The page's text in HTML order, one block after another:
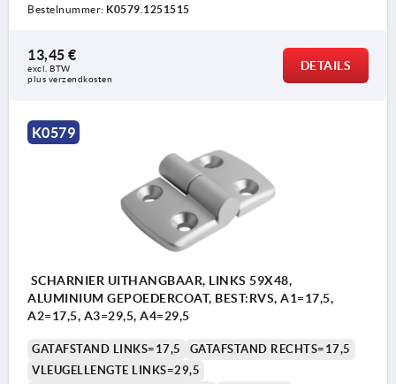
Bestelnummer: K0579.1251515
13,45 €
excl. BTW
plus verzendkosten
DETAILS
K0579
SCHARNIER UITHANGBAAR, LINKS 59X48,
ALUMINIUM GEPOEDERCOAT, BEST:RVS, A1=17,5,
A2=17,5, A3=29,5, A4=29,5
GATAFSTAND LINKS=17,5
GATAFSTAND RECHTS=17,5
VLEUGELLENGTE LINKS=29,5